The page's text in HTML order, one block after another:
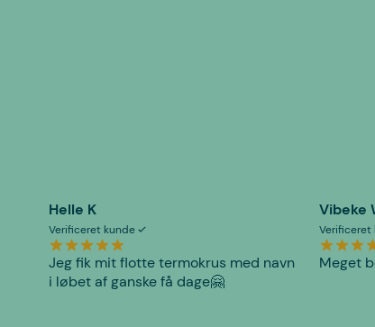
Helle K
Verificeret kunde
Jeg fik mit flotte termokrus med navn
i løbet af ganske få dage🤗
Vibeke
Meget